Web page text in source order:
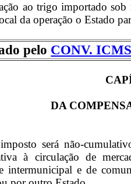
ao trigo importado
da operação o Estado
pelo CONV.
DA
será não-
à circulação de
intermunicipal e de